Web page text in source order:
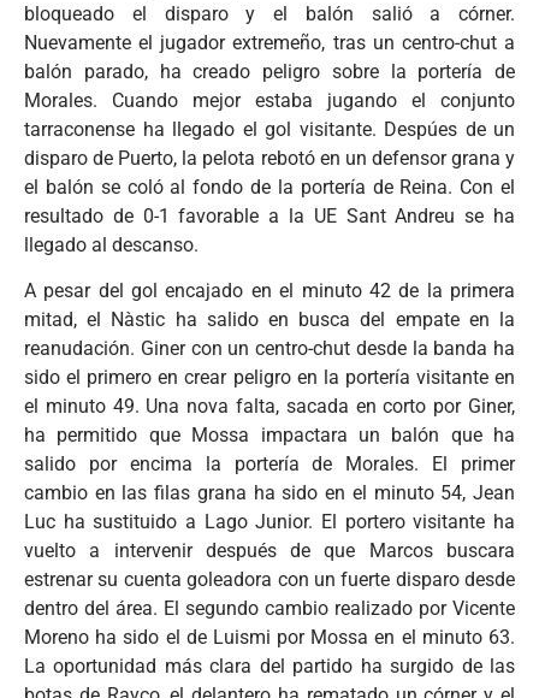
bloqueado el disparo y el balón salió a córner.
Nuevamente el jugador extremeño, tras un centro-chut a
balón parado, ha creado peligro sobre la portería de
Morales. Cuando mejor estaba jugando el conjunto
tarraconense ha llegado el gol visitante. Despúes de un
disparo de Puerto, la pelota rebotó en un defensor grana y
el balón se coló al fondo de la portería de Reina. Con el
resultado de 0-1 favorable a la UE Sant Andreu se ha
llegado al descanso.
A pesar del gol encajado en el minuto 42 de la primera
mitad, el Nàstic ha salido en busca del empate en la
reanudación. Giner con un centro-chut desde la banda ha
sido el primero en crear peligro en la portería visitante en
el minuto 49. Una nova falta, sacada en corto por Giner,
ha permitido que Mossa impactara un balón que ha
salido por encima la portería de Morales. El primer
cambio en las filas grana ha sido en el minuto 54, Jean
Luc ha sustituido a Lago Junior. El portero visitante ha
vuelto a intervenir después de que Marcos buscara
estrenar su cuenta goleadora con un fuerte disparo desde
dentro del área. El segundo cambio realizado por Vicente
Moreno ha sido el de Luismi por Mossa en el minuto 63.
La oportunidad más clara del partido ha surgido de las